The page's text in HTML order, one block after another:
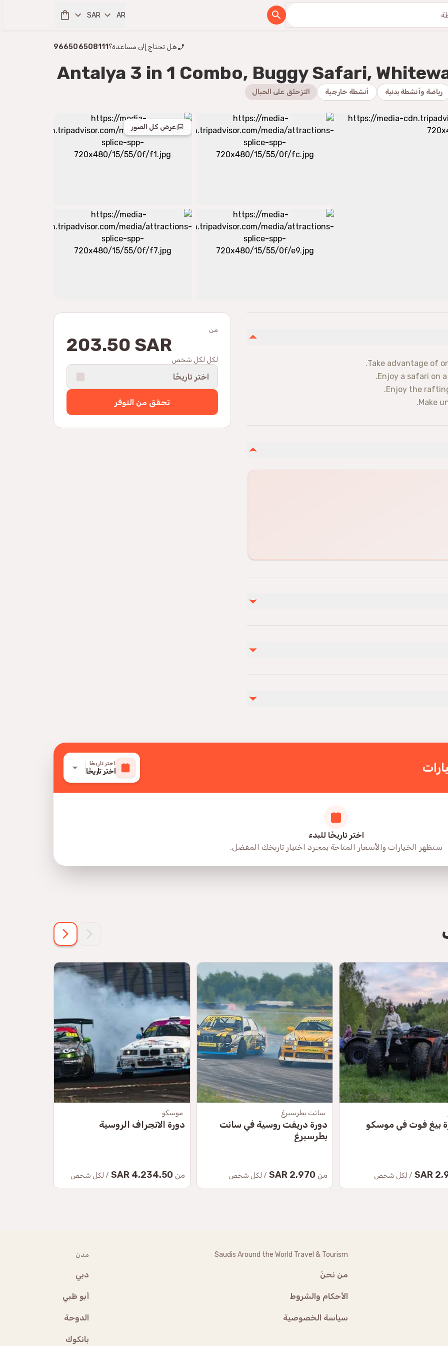
AR
SAR
هل تحتاج إلى مساعدة؟ 966506508111
Antalya 3 in 1 Combo, Buggy Safari,
رياضة وأنشطة بدنية أنشطة خارجية التزحلق على الحبال
عرض كل الصور
من
203.50 SAR
لكل لكل شخص
اختر تاريخًا
تحقق من التوفر
Take advantage of
Enjoy a safari on
Enjoy the
Make
Guests who will be traveling with their
اختر تاريخًا
اختر تاريخًا
اختر تاريخًا للبدء
ستظهر الخيارات والأسعار المتاحة بمجرد اختيار تاريخك المفضل.
بيغ فوت في موسكو
/ لكل شخص
سانت بطرسبرغ
دورة دريفت روسية في سانت
بطرسبرغ
من 2,970 SAR / لكل شخص
موسكو
دورة الانجراف الروسية
من 4,234.50 SAR / لكل شخص
Saudis Around the World Travel & Tourism
من نحنُ
الأحكام والشروط
سياسة الخصوصية
مدن
دبي
أبو ظبي
الدوحة
بانكوك